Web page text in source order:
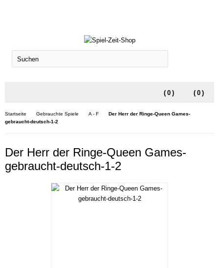
( 0 )
( 0 )
Startseite Gebrauchte Spiele A - F
Der Herr der Ringe-Queen Games-
gebraucht-deutsch-1-2
Der Herr der Ringe-Queen Games-
gebraucht-deutsch-1-2